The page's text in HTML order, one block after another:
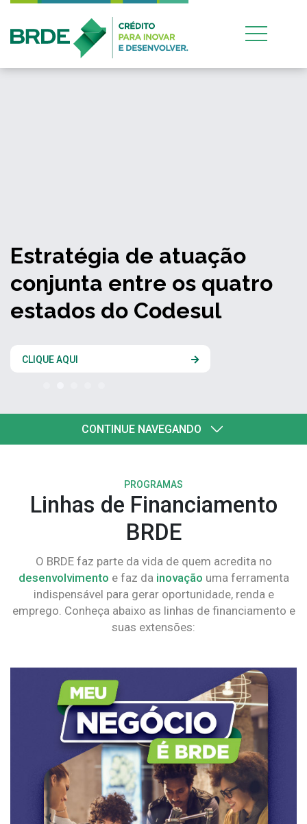
Estratégia de atuação
conjunta entre os quatro
estados do Codesul
CLIQUE AQUI
CONTINUE NAVEGANDO
PROGRAMAS
Linhas de Financiamento
BRDE
O BRDE faz parte da vida de quem acredita no
desenvolvimento e faz da inovação uma ferramenta
indispensável para gerar oportunidade, renda e
emprego. Conheça abaixo as linhas de financiamento e
suas extensões: